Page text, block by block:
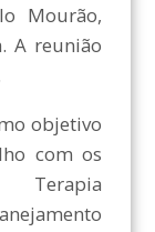
Mourão,
A reunião
objetivo
com os